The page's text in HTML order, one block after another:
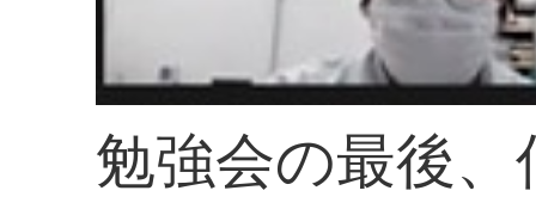
勉強会の最後